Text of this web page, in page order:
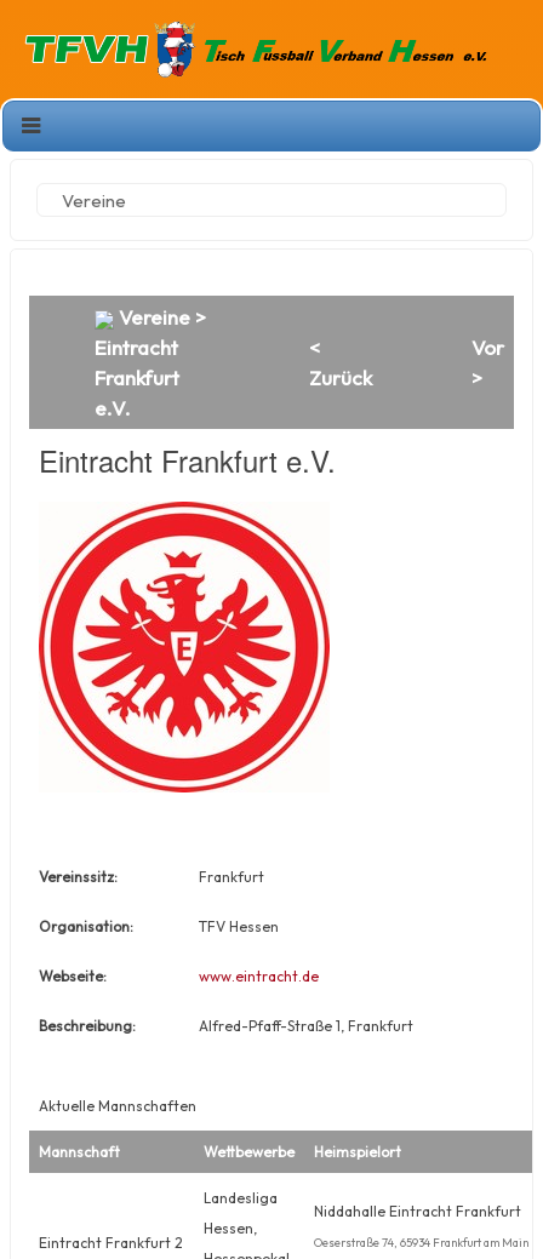
Vereine
Vereine >
Eintracht
Frankfurt
e.V.
<
Zurück
Vor
>
Eintracht Frankfurt e.V.
Vereinssitz: Frankfurt
Organisation: TFV Hessen
Webseite: www.eintracht.de
Beschreibung: Alfred-Pfaff-Straße 1, Frankfurt
Aktuelle Mannschaften
Mannschaft Wettbewerbe Heimspielort
Eintracht Frankfurt 2
Landesliga
Hessen,
Niddahalle Eintracht Frankfurt
Oeserstraße 74, 65934 Frankfurt am Main